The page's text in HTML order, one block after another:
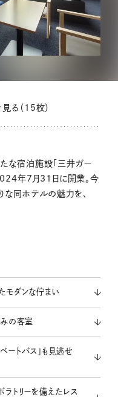
る（15枚）
な宿泊施設「三井ガー
年7月31日に開業。今
な同ホテルの魅力を、
モダンな佇まい
の客室
ートバス」も見逃せ
トリーを備えたレス